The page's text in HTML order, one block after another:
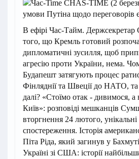
В ефірі Час-Тайм.
того, що Кремль готовий
дипломатичні зусилля, щоб
агресію проти України, нема.
Будапешт затягують процес
Фінляднії та Швеції до НАТО,
далі? «Стоїмо отак - дивимося,
Київ»: розповіді мешканців
вторгнення 24 лютого,
спостереження. Історія
Піта Ріда, який загинув у
Україні зі США: історії